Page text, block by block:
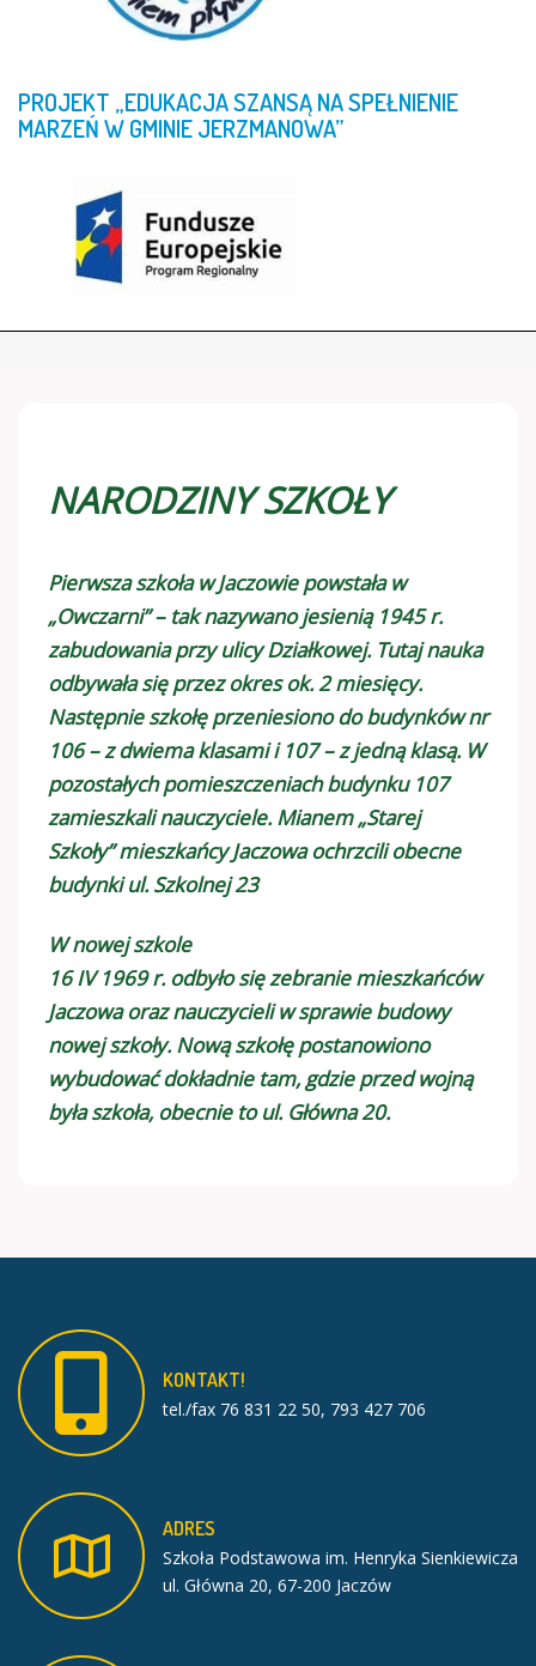
PROJEKT „EDUKACJASZANSĄNASPEŁNIENIE
MARZEŃWGMINIEJERZMANOWA”
NARODZINY SZKOŁY
Pierwsza szkoła w Jaczowie powstała w
„Owczarni” – tak nazywano jesienią 1945 r.
zabudowania przy ulicy Działkowej. Tutaj nauka
odbywała się przez okres ok. 2 miesięcy.
Następnie szkołę przeniesiono do budynków nr
106 – z dwiema klasami i 107 – z jedną klasą. W
pozostałych pomieszczeniach budynku 107
zamieszkali nauczyciele. Mianem „Starej
Szkoły” mieszkańcy Jaczowa ochrzcili obecne
budynki ul. Szkolnej 23
W nowej szkole
16 IV 1969 r. odbyło się zebranie mieszkańców
Jaczowa oraz nauczycieli w sprawie budowy
nowej szkoły. Nową szkołę postanowiono
wybudować dokładnie tam, gdzie przed wojną
była szkoła, obecnie to ul. Główna 20.
KONTAKT!
tel./fax 76 831 22 50, 793 427 706
ADRES
Szkoła Podstawowa im. Henryka Sienkiewicza
ul. Główna 20, 67-200 Jaczów